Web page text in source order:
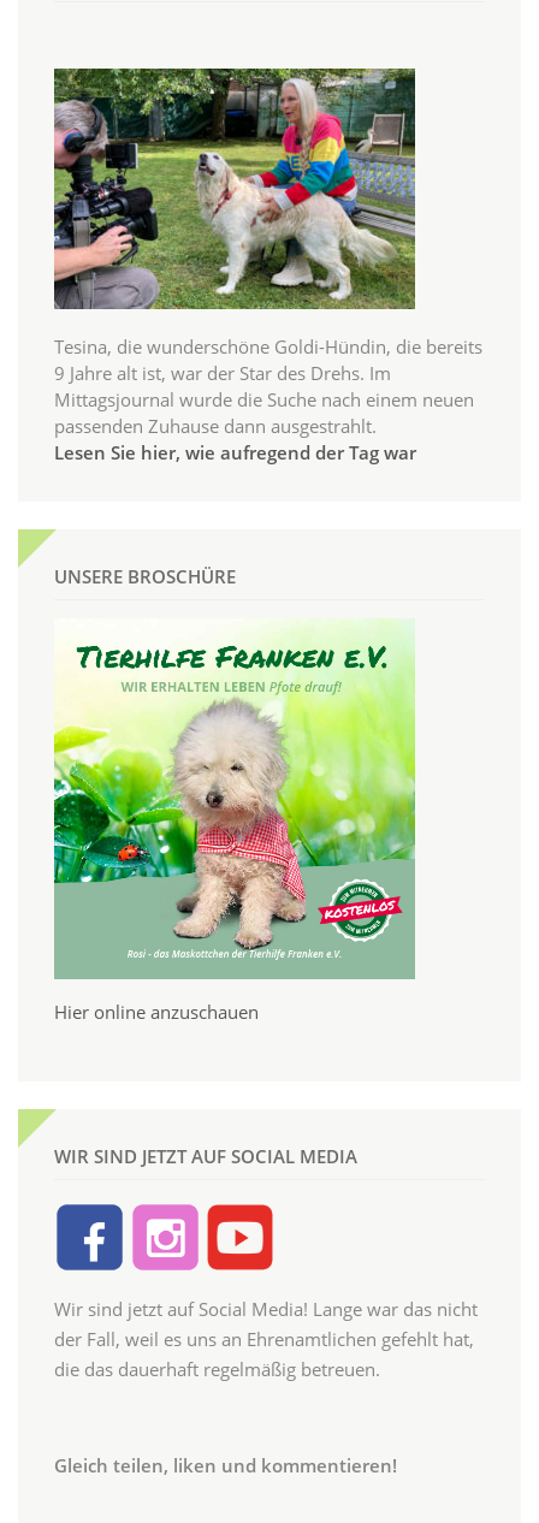
Tesina, die wunderschöne Goldi-Hündin, die bereits
9 Jahre alt ist, war der Star des Drehs. Im
Mittagsjournal wurde die Suche nach einem neuen
passenden Zuhause dann ausgestrahlt.
Lesen Sie hier, wie aufregend der Tag war
UNSERE BROSCHÜRE
Hier online anzuschauen
WIR SIND JETZT AUF SOCIAL MEDIA
Wir sind jetzt auf Social Media! Lange war das nicht
der Fall, weil es uns an Ehrenamtlichen gefehlt hat,
die das dauerhaft regelmäßig betreuen.
Gleich teilen, liken und kommentieren!